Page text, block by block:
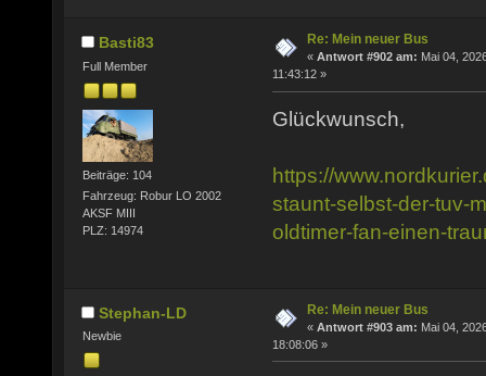
Basti83
Full Member
Beiträge: 104
Fahrzeug: Robur LO 2002
AKSF MIII
PLZ: 14974
Re: Mein neuer Bus
« Antwort #902 am: Mai 04,
11:43:12 »
Glückwunsch,
https://
staunt-selbst-der-tuv-
oldtimer-fan-einen-
Stephan-LD
Newbie
Re: Mein neuer Bus
« Antwort #903 am: Mai 04,
18:08:06 »